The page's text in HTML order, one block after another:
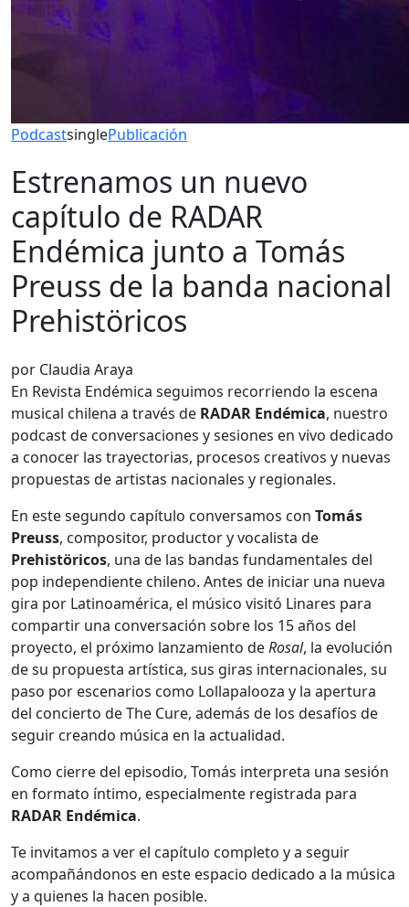
PodcastsinglePublicación
Estrenamos un nuevo
capítulo de RADAR
Endémica junto a Tomás
Preuss de la banda nacional
Prehistöricos
por Claudia Araya
En Revista Endémica seguimos recorriendo la escena
musical chilena a través de RADAR Endémica, nuestro
podcast de conversaciones y sesiones en vivo dedicado
a conocer las trayectorias, procesos creativos y nuevas
propuestas de artistas nacionales y regionales.
En este segundo capítulo conversamos con Tomás
Preuss, compositor, productor y vocalista de
Prehistöricos, una de las bandas fundamentales del
pop independiente chileno. Antes de iniciar una nueva
gira por Latinoamérica, el músico visitó Linares para
compartir una conversación sobre los 15 años del
proyecto, el próximo lanzamiento deRosal, la evolución
de su propuesta artística, sus giras internacionales, su
paso por escenarios como Lollapalooza y la apertura
del concierto de The Cure, además de los desafíos de
seguir creando música en la actualidad.
Como cierre del episodio, Tomás interpreta una sesión
en formato íntimo, especialmente registrada para
RADAR Endémica.
Te invitamos a ver el capítulo completo y a seguir
acompañándonos en este espacio dedicado a la música
y a quienes la hacen posible.